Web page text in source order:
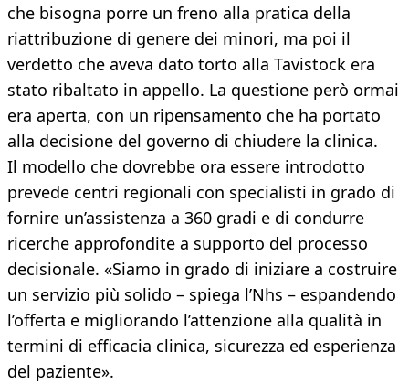
che bisogna porre un freno alla pratica della
riattribuzione di genere dei minori, ma poi il
verdetto che aveva dato torto alla Tavistock era
stato ribaltato in appello. La questione però ormai
era aperta, con un ripensamento che ha portato
alla decisione del governo di chiudere la clinica.
Il modello che dovrebbe ora essere introdotto
prevede centri regionali con specialisti in grado di
fornire un’assistenza a 360 gradi e di condurre
ricerche approfondite a supporto del processo
decisionale. «Siamo in grado di iniziare a costruire
un servizio più solido – spiega l’Nhs – espandendo
l’offerta e migliorando l’attenzione alla qualità in
termini di efficacia clinica, sicurezza ed esperienza
del paziente».